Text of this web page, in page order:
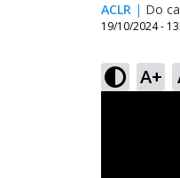
ACLR | Do
19/10/2024 -
A+